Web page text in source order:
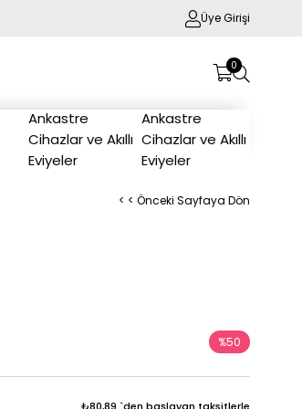
Üye Girişi
0
Ankastre
Cihazlar ve Akıllı
Eviyeler
Ankastre
Cihazlar ve Akıllı
Eviyeler
< < Önceki Sayfaya Dön
%50